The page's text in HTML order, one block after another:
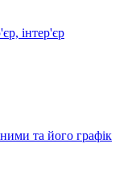
інтер'єр
та його графік